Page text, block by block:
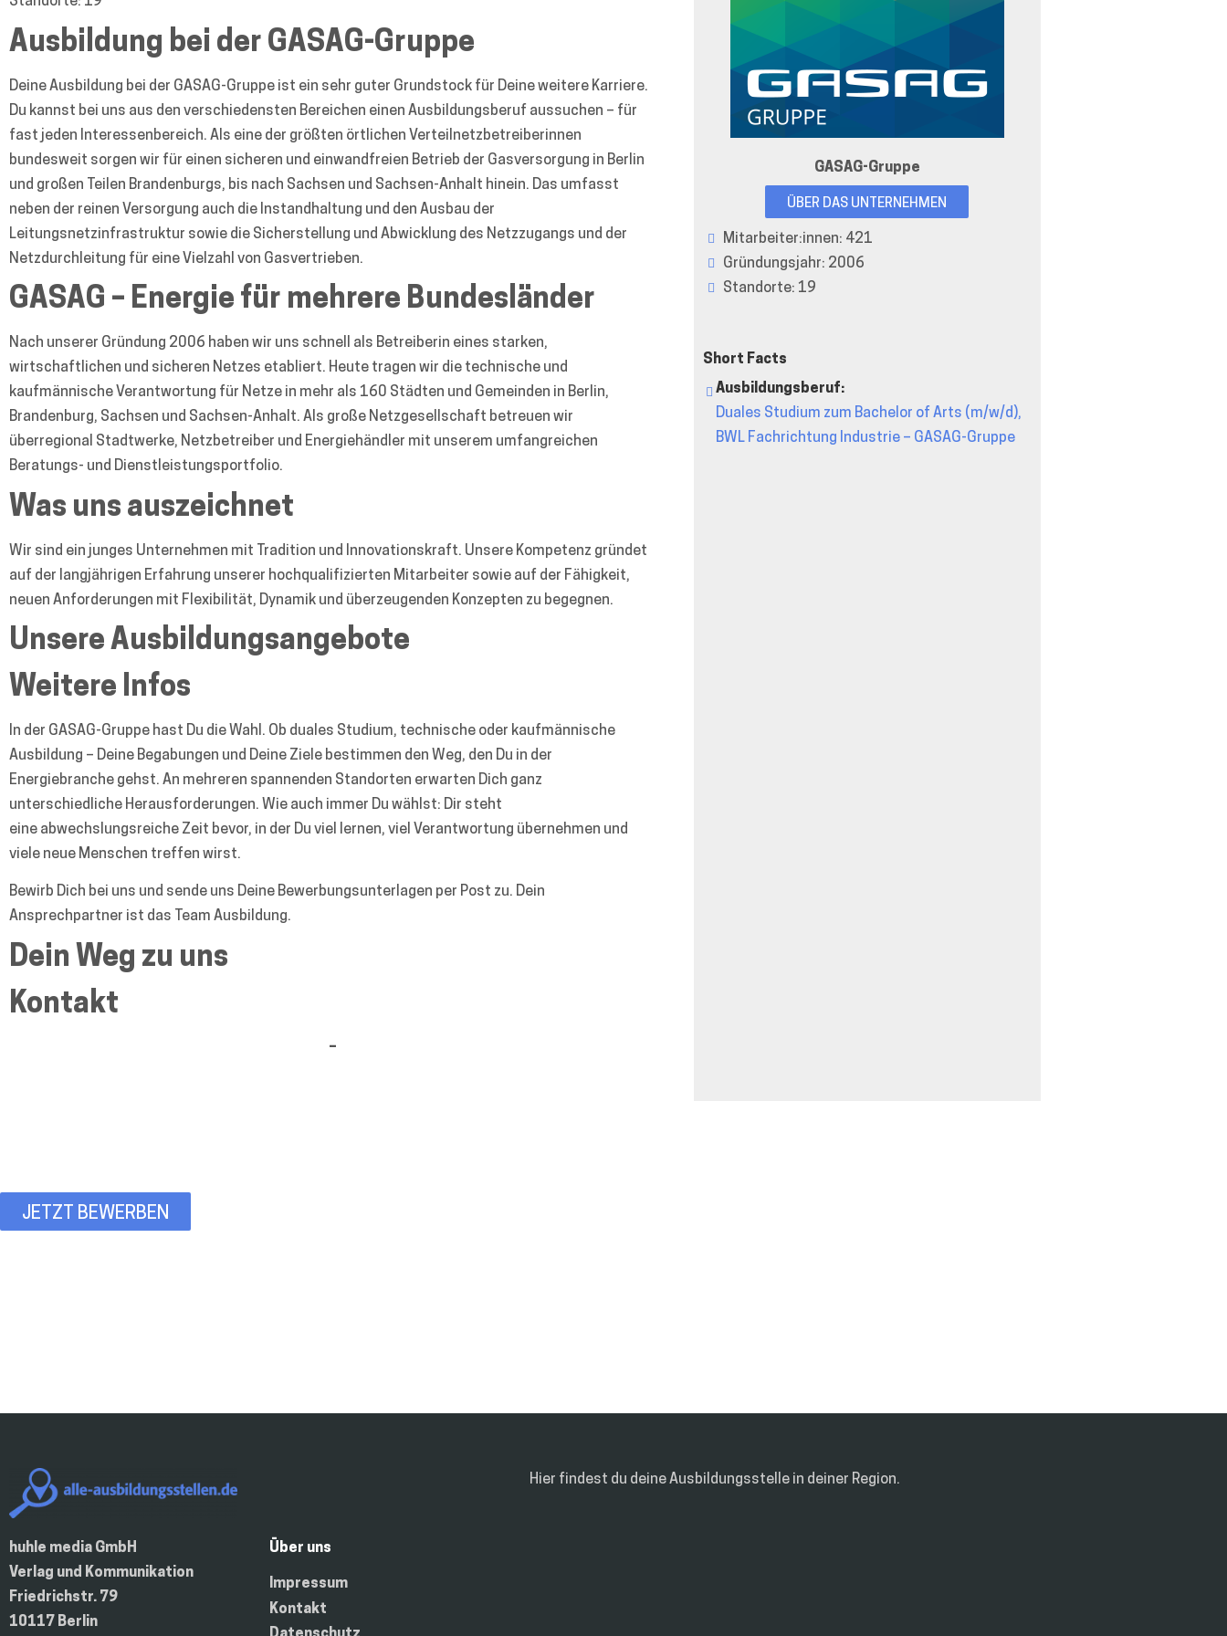
Ausbildung bei der GASAG-Gruppe
Deine Ausbildung bei der GASAG-Gruppe ist ein sehr guter Grundstock für Deine weitere Karriere.
Du kannst bei uns aus den verschiedensten Bereichen einen Ausbildungsberuf aussuchen – für
fast jeden Interessenbereich. Als eine der größten örtlichen Verteilnetzbetreiberinnen
bundesweit sorgen wir für einen sicheren und einwandfreien Betrieb der Gasversorgung in Berlin
und großen Teilen Brandenburgs, bis nach Sachsen und Sachsen-Anhalt hinein. Das umfasst
neben der reinen Versorgung auch die Instandhaltung und den Ausbau der
Leitungsnetzinfrastruktur sowie die Sicherstellung und Abwicklung des Netzzugangs und der
Netzdurchleitung für eine Vielzahl von Gasvertrieben.
GASAG – Energie für mehrere Bundesländer
Nach unserer Gründung 2006 haben wir uns schnell als Betreiberin eines starken,
wirtschaftlichen und sicheren Netzes etabliert. Heute tragen wir die technische und
kaufmännische Verantwortung für Netze in mehr als 160 Städten und Gemeinden in Berlin,
Brandenburg, Sachsen und Sachsen-Anhalt. Als große Netzgesellschaft betreuen wir
überregional Stadtwerke, Netzbetreiber und Energiehändler mit unserem umfangreichen
Beratungs- und Dienstleistungsportfolio.
Was uns auszeichnet
Wir sind ein junges Unternehmen mit Tradition und Innovationskraft. Unsere Kompetenz gründet
auf der langjährigen Erfahrung unserer hochqualifizierten Mitarbeiter sowie auf der Fähigkeit,
neuen Anforderungen mit Flexibilität, Dynamik und überzeugenden Konzepten zu begegnen.
Unsere Ausbildungsangebote
Weitere Infos
In der GASAG-Gruppe hast Du die Wahl. Ob duales Studium, technische oder kaufmännische
Ausbildung – Deine Begabungen und Deine Ziele bestimmen den Weg, den Du in der
Energiebranche gehst. An mehreren spannenden Standorten erwarten Dich ganz
unterschiedliche Herausforderungen. Wie auch immer Du wählst: Dir steht
eine abwechslungsreiche Zeit bevor, in der Du viel lernen, viel Verantwortung übernehmen und
viele neue Menschen treffen wirst.
Bewirb Dich bei uns und sende uns Deine Bewerbungsunterlagen per Post zu. Dein
Ansprechpartner ist das Team Ausbildung.
Dein Weg zu uns
Kontakt
–
GASAG-Gruppe
ÜBER DAS UNTERNEHMEN
Mitarbeiter:innen: 421
Gründungsjahr: 2006
Standorte: 19
Short Facts
Ausbildungsberuf:
Duales Studium zum Bachelor of Arts (m/w/d),
BWL Fachrichtung Industrie – GASAG-Gruppe
JETZT BEWERBEN
huhle media GmbH
Verlag und Kommunikation
Friedrichstr. 79
10117 Berlin
Über uns
Impressum
Kontakt
Hier findest du deine Ausbildungsstelle in deiner Region.